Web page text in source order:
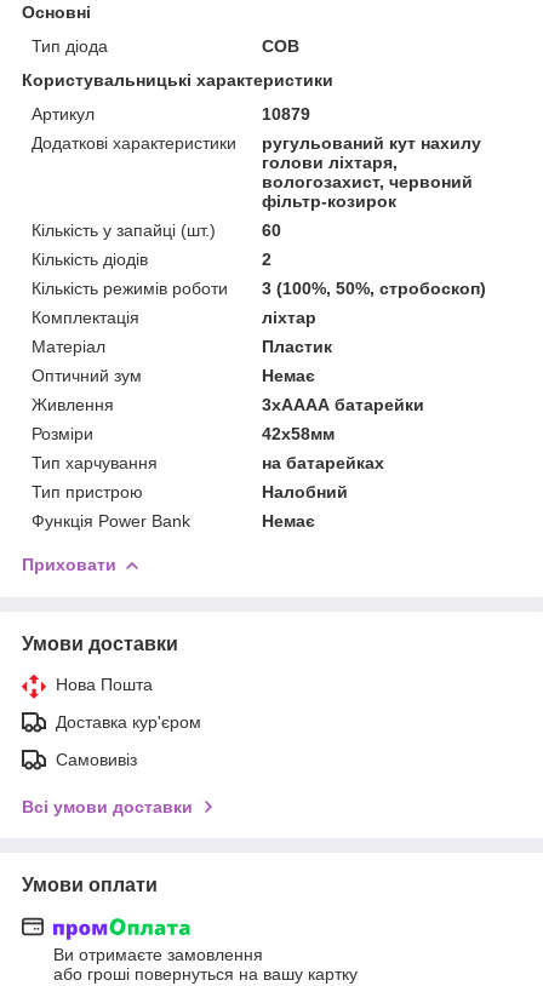
Основні
Тип діода
COB
Користувальницькі характеристики
Артикул
10879
Додаткові характеристики
ругульований кут нахилу
голови ліхтаря,
вологозахист, червоний
фільтр-козирок
Кількість у запайці (шт.)
60
Кількість діодів
2
Кількість режимів роботи
3 (100%, 50%, стробоскоп)
Комплектація
ліхтар
Матеріал
Пластик
Оптичний зум
Немає
Живлення
3хАААА батарейки
Розміри
42х58мм
Тип харчування
на батарейках
Тип пристрою
Налобний
Функція Power Bank
Немає
Приховати
Умови доставки
Нова Пошта
Доставка кур'єром
Самовивіз
Всі умови доставки
Умови оплати
Ви отримаєте замовлення
або гроші повернуться на вашу картку